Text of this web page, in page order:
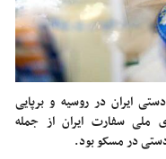
ایران در روسیه و برپایی
ملی سفارت ایران از جمله
در مسکو بود.